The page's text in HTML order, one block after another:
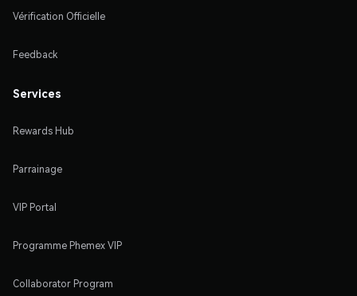
Vérification Officielle
Feedback
Services
Rewards Hub
Parrainage
VIP Portal
Programme Phemex VIP
Collaborator Program